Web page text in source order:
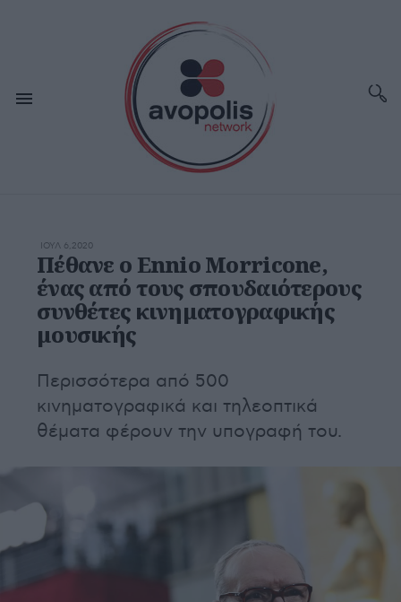
ΙΟΥΛ 6,2020
Πέθανε ο Ennio Morricone,
ένας από τους σπουδαιότερους
συνθέτες κινηματογραφικής
μουσικής
Περισσότερα από 500
κινηματογραφικά και τηλεοπτικά
θέματα φέρουν την υπογραφή του.